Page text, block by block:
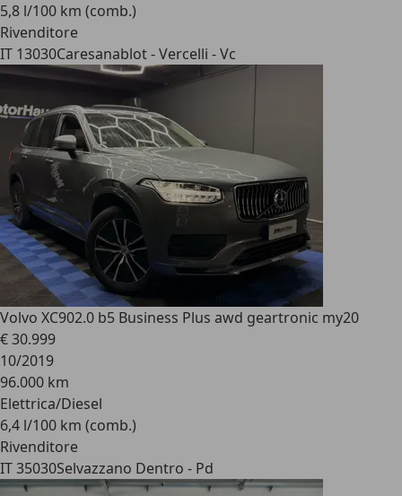
5,8 l/100 km (comb.)
Rivenditore
IT 13030Caresanablot - Vercelli - Vc
Volvo XC902.0 b5 Business Plus awd geartronic my20
€ 30.999
10/2019
96.000 km
Elettrica/Diesel
6,4 l/100 km (comb.)
Rivenditore
IT 35030Selvazzano Dentro - Pd